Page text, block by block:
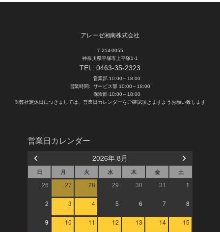
アレーゼ湘南株式会社
〒254-0055
神奈川県平塚市上平塚1-1
TEL:0463-35-2323
営業時間:
営業部 10:00～18:00
サービス部 10:00～18:00
保険部 10:00～18:00
※弊社定休日につきましては、営業日カレンダーをご確認頂きますようお願い致します
営業日カレンダー
2026年 8月
日 月 火 水 木 金 土
26 27 28 29 30 31 1
2 3 4 5 6 7 8
9 10 11 12 13 14 15